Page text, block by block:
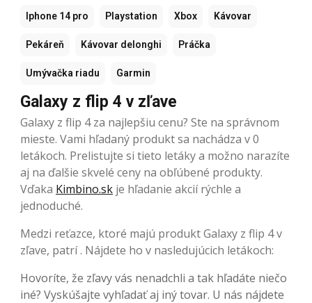
Iphone 14 pro Playstation Xbox Kávovar
Pekáreň Kávovar delonghi Práčka
Umývačka riadu Garmin
Galaxy z flip 4 v zľave
Galaxy z flip 4 za najlepšiu cenu? Ste na správnom
mieste. Vami hľadaný produkt sa nachádza v 0
letákoch. Prelistujte si tieto letáky a možno narazíte
aj na ďalšie skvelé ceny na obľúbené produkty.
Vďaka Kimbino.sk je hľadanie akcií rýchle a
jednoduché.
Medzi reťazce, ktoré majú produkt Galaxy z flip 4 v
zľave, patrí . Nájdete ho v nasledujúcich letákoch:
Hovoríte, že zľavy vás nenadchli a tak hľadáte niečo
iné? Vyskúšajte vyhľadať aj iný tovar. U nás nájdete